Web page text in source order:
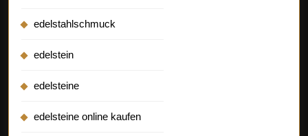
edelstahlschmuck
edelstein
edelsteine
edelsteine online kaufen